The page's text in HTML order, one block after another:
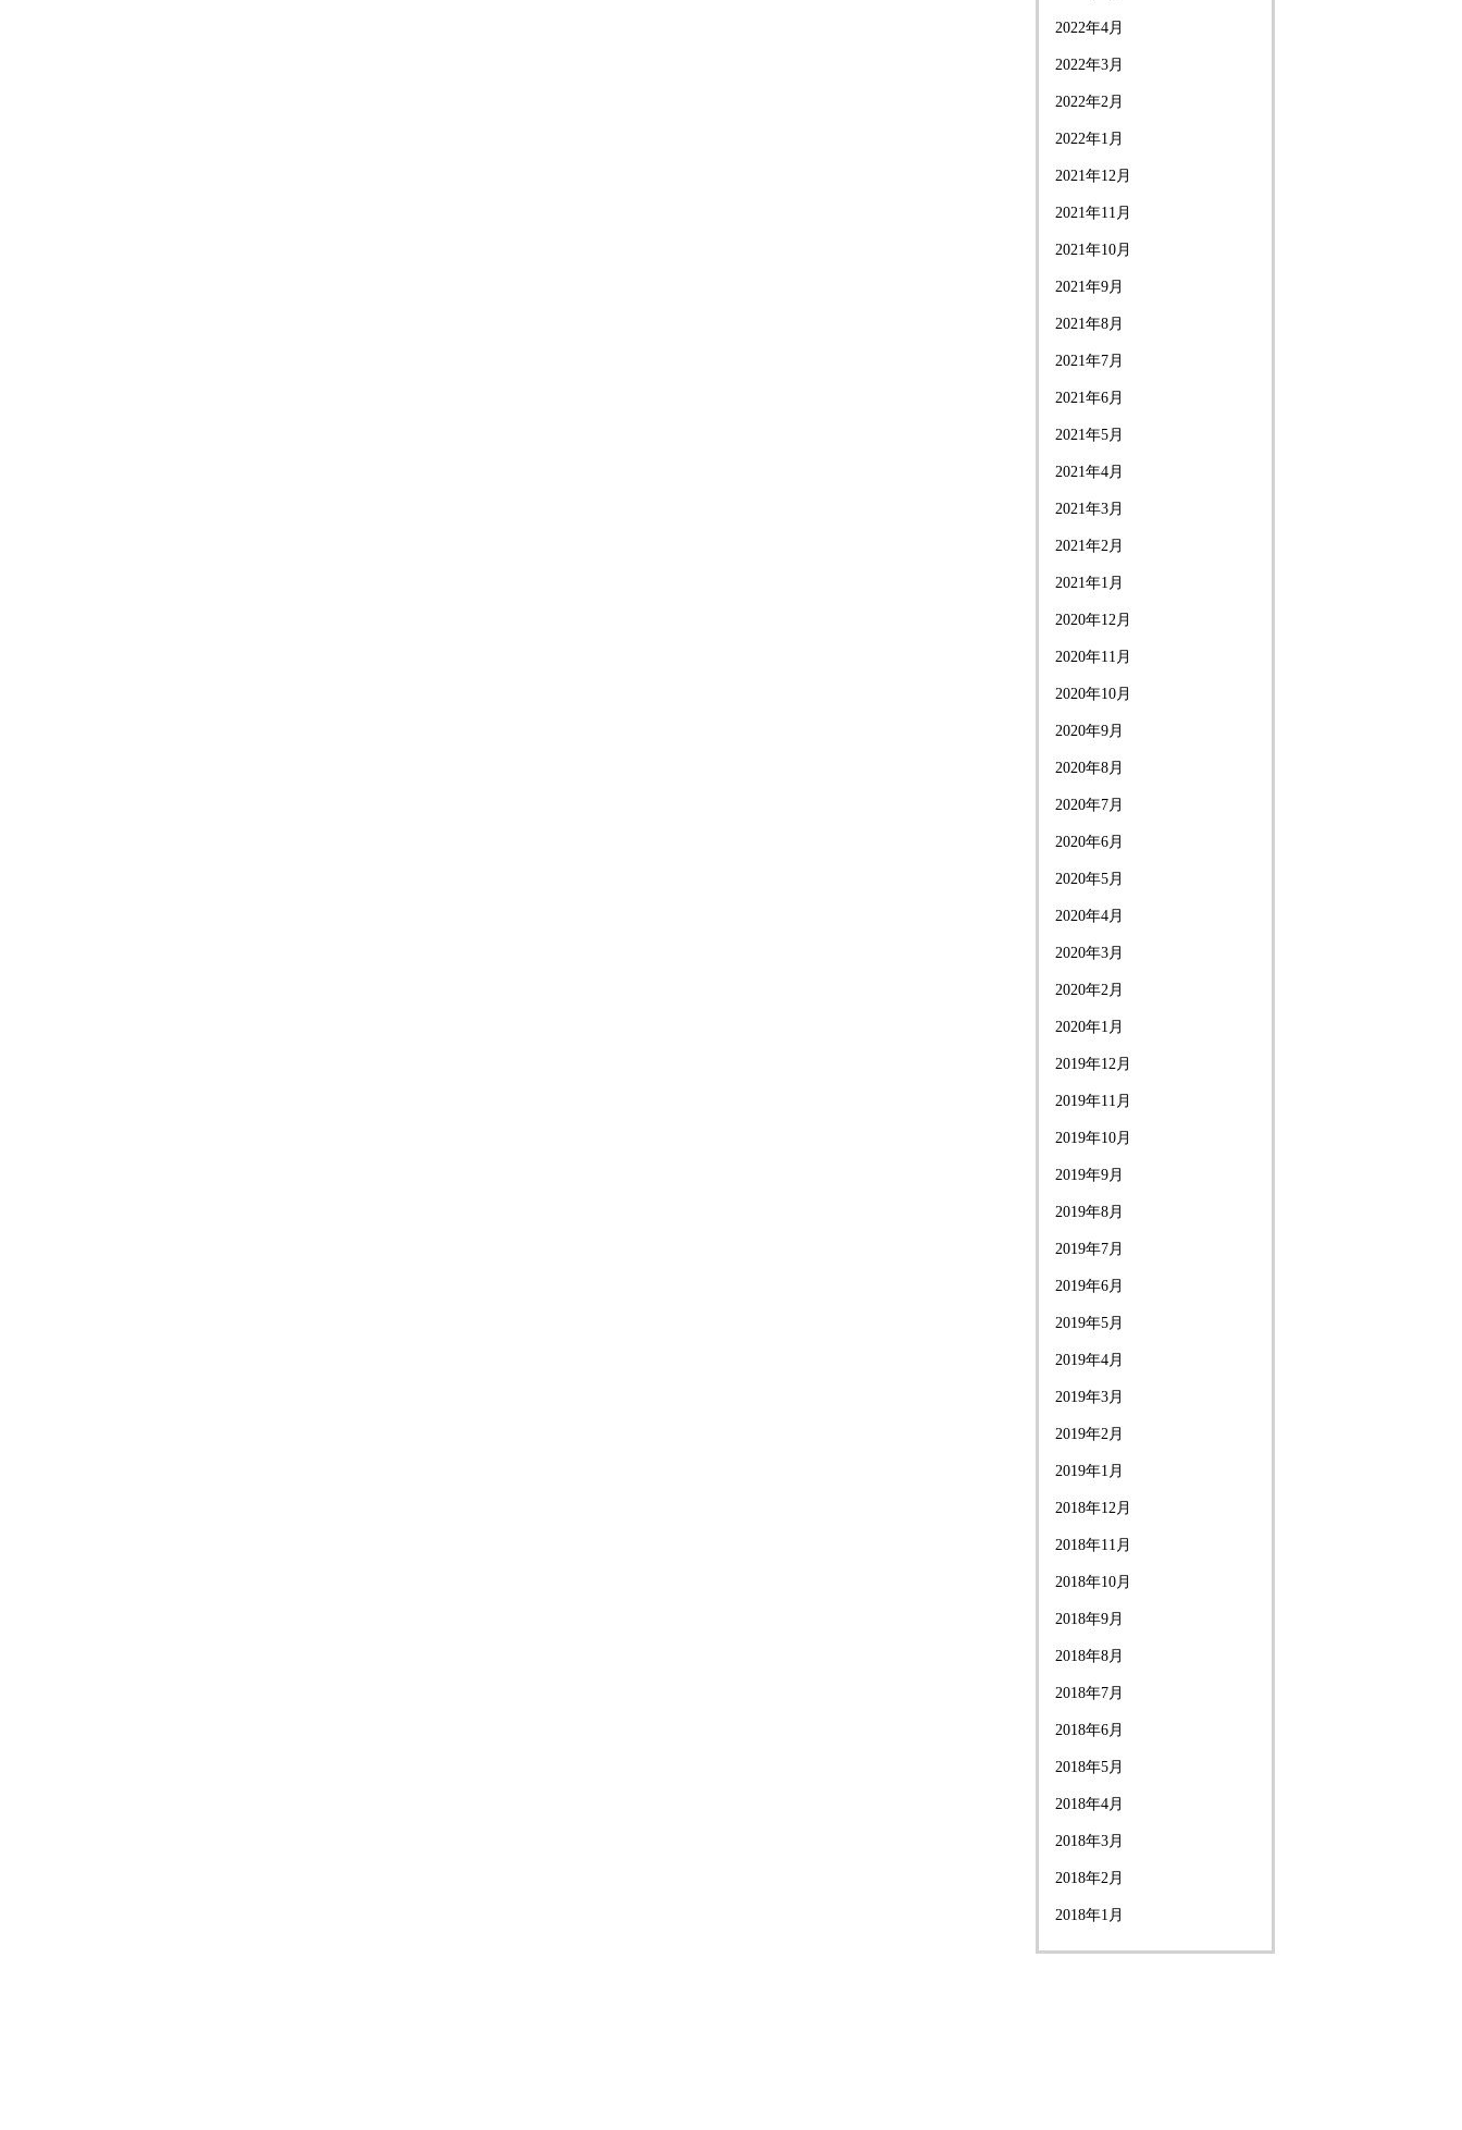
2022年4月
2022年3月
2022年2月
2022年1月
2021年12月
2021年11月
2021年10月
2021年9月
2021年8月
2021年7月
2021年6月
2021年5月
2021年4月
2021年3月
2021年2月
2021年1月
2020年12月
2020年11月
2020年10月
2020年9月
2020年8月
2020年7月
2020年6月
2020年5月
2020年4月
2020年3月
2020年2月
2020年1月
2019年12月
2019年11月
2019年10月
2019年9月
2019年8月
2019年7月
2019年6月
2019年5月
2019年4月
2019年3月
2019年2月
2019年1月
2018年12月
2018年11月
2018年10月
2018年9月
2018年8月
2018年7月
2018年6月
2018年5月
2018年4月
2018年3月
2018年2月
2018年1月